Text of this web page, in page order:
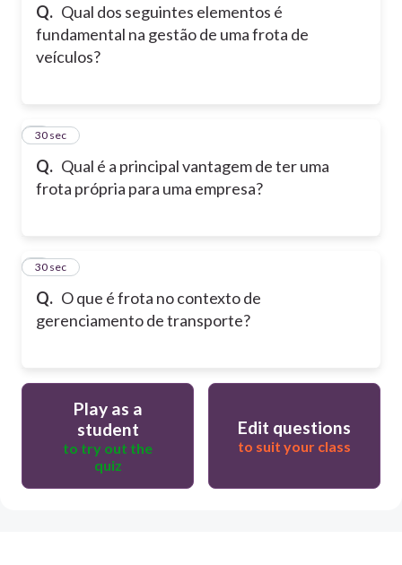
Q. Qual dos seguintes elementos é
fundamental na gestão de uma frota de
veículos?
Q. Qual é a principal vantagem de ter uma
frota própria para uma empresa?
6
30 sec
Q. O que é frota no contexto de
gerenciamento de transporte?
7
30 sec
Play as a
student
to try out the
quiz
Edit questions
to suit your class